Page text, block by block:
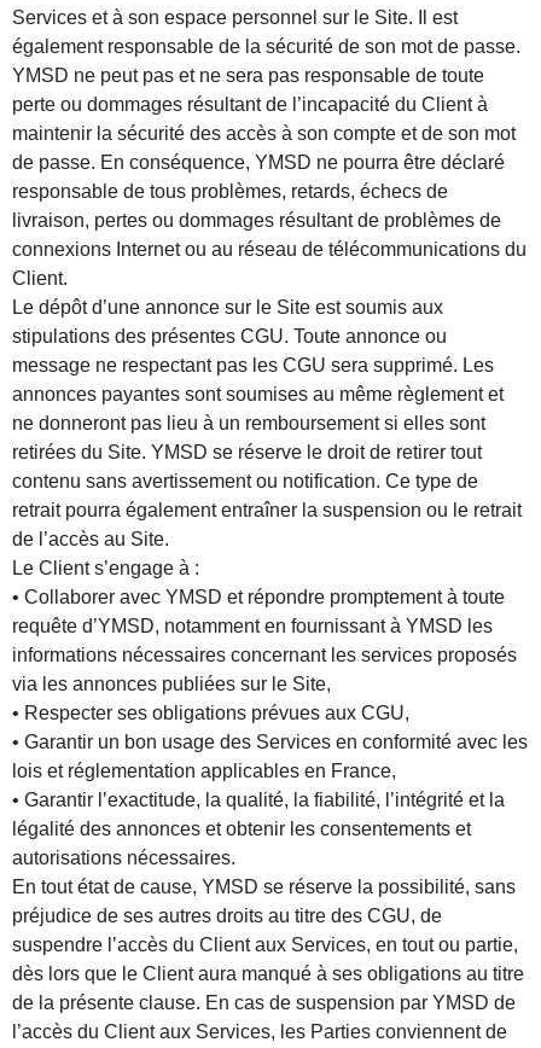
Services et à son espace personnel sur le Site. Il est
également responsable de la sécurité de son mot de passe.
YMSD ne peut pas et ne sera pas responsable de toute
perte ou dommages résultant de l’incapacité du Client à
maintenir la sécurité des accès à son compte et de son mot
de passe. En conséquence, YMSD ne pourra être déclaré
responsable de tous problèmes, retards, échecs de
livraison, pertes ou dommages résultant de problèmes de
connexions Internet ou au réseau de télécommunications du
Client.
Le dépôt d’une annonce sur le Site est soumis aux
stipulations des présentes CGU. Toute annonce ou
message ne respectant pas les CGU sera supprimé. Les
annonces payantes sont soumises au même règlement et
ne donneront pas lieu à un remboursement si elles sont
retirées du Site. YMSD se réserve le droit de retirer tout
contenu sans avertissement ou notification. Ce type de
retrait pourra également entraîner la suspension ou le retrait
de l’accès au Site.
Le Client s’engage à :
• Collaborer avec YMSD et répondre promptement à toute
requête d’YMSD, notamment en fournissant à YMSD les
informations nécessaires concernant les services proposés
via les annonces publiées sur le Site,
• Respecter ses obligations prévues aux CGU,
• Garantir un bon usage des Services en conformité avec les
lois et réglementation applicables en France,
• Garantir l’exactitude, la qualité, la fiabilité, l’intégrité et la
légalité des annonces et obtenir les consentements et
autorisations nécessaires.
En tout état de cause, YMSD se réserve la possibilité, sans
préjudice de ses autres droits au titre des CGU, de
suspendre l’accès du Client aux Services, en tout ou partie,
dès lors que le Client aura manqué à ses obligations au titre
de la présente clause. En cas de suspension par YMSD de
l’accès du Client aux Services, les Parties conviennent de